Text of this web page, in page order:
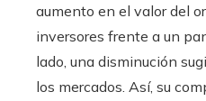
aumento en el valor del
inversores frente a un
lado, una disminución
los mercados. Así, su